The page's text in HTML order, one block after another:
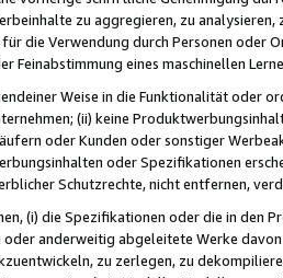
zu aggregieren, zu
die Verwendung durch Personen
Feinabstimmung eines maschinellen
Weise in die Funktionalität oder
(ii) keine
oder Kunden oder sonstiger
oder Spezifikationen
Schutzrechte, nicht entfernen,
(i) die Spezifikationen oder die in
oder anderweitig abgeleitete Werke
zu zerlegen, zu